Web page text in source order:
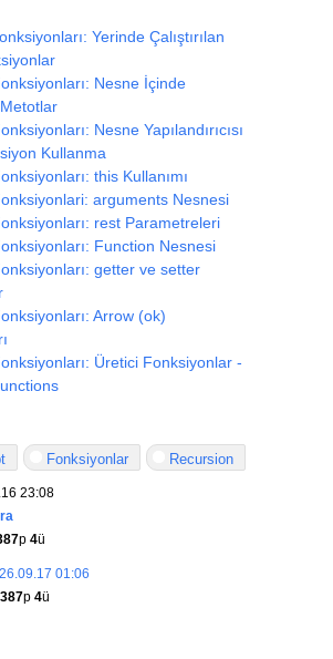
Yerinde Çalıştırılan
Nesne İçinde
Nesne Yapılandırıcısı
Kullanma
this Kullanımı
arguments Nesnesi
rest Parametreleri
Function Nesnesi
getter ve setter
Arrow (ok)
Üretici Fonksiyonlar -
Fonksiyonlar Recursion
23:08
p 4ü
01:06
p 4ü